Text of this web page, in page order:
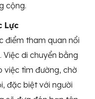
cộng.
Lực
điểm tham quan nổi
di chuyển bằng
việc tìm đường, chờ
đặc biệt với người